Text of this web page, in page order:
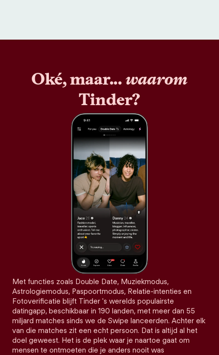
Oké, maar...waarom
Tinder?
Met functies zoals Double Date, Muziekmodus,
Astrologiemodus, Paspoortmodus, Relatie-intenties en
Fotoverificatie blijft Tinder 's werelds populairste
datingapp, beschikbaar in 190 landen, met meer dan 55
miljard matches sinds we de Swipe lanceerden. Achter elk
van die matches zit een echt persoon. Dat is altijd al het
doel geweest. Het is de plek waar je naartoe gaat om
mensen te ontmoeten die je anders nooit was